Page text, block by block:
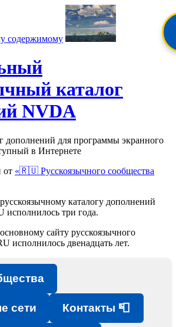
содержимому
каталог
NVDA
дополнений для программы экранного
в Интернете
от «🇷🇺 Русскоязычного сообщества
каталогу дополнений
три года.
сайту русскоязычного
исполнилось двенадцать лет.
сети Контакты 📮